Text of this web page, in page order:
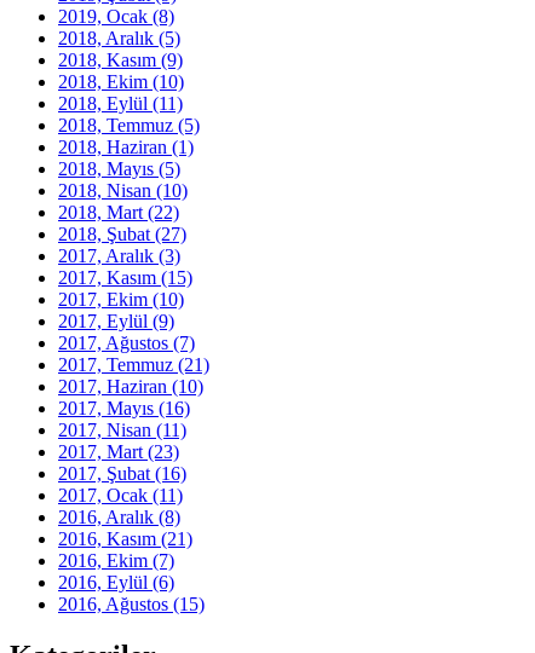
2019, Ocak (8)
2018, Aralık (5)
2018, Kasım (9)
2018, Ekim (10)
2018, Eylül (11)
2018, Temmuz (5)
2018, Haziran (1)
2018, Mayıs (5)
2018, Nisan (10)
2018, Mart (22)
2018, Şubat (27)
2017, Aralık (3)
2017, Kasım (15)
2017, Ekim (10)
2017, Eylül (9)
2017, Ağustos (7)
2017, Temmuz (21)
2017, Haziran (10)
2017, Mayıs (16)
2017, Nisan (11)
2017, Mart (23)
2017, Şubat (16)
2017, Ocak (11)
2016, Aralık (8)
2016, Kasım (21)
2016, Ekim (7)
2016, Eylül (6)
2016, Ağustos (15)